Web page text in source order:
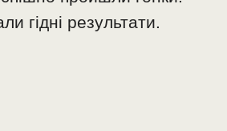
гідні результати.